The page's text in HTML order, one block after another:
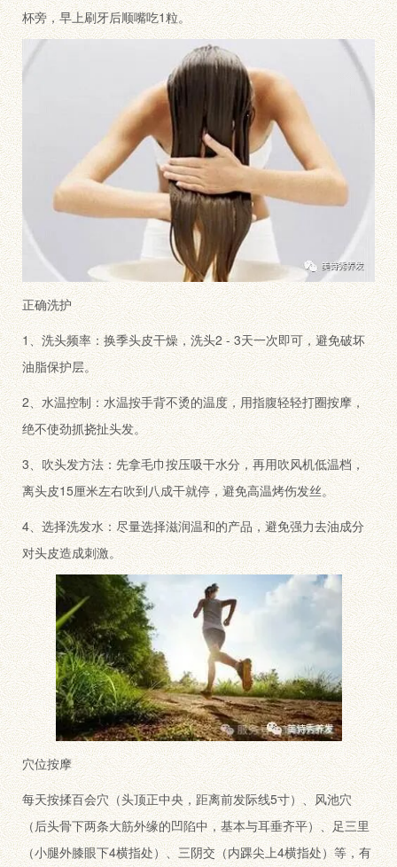
杯旁，早上刷牙后顺嘴吃1粒。
正确洗护
1、洗头频率：换季头皮干燥，洗头2 - 3天一次即可，避免破坏
油脂保护层。
2、水温控制：水温按手背不烫的温度，用指腹轻轻打圈按摩，
绝不使劲抓挠扯头发。
3、吹头发方法：先拿毛巾按压吸干水分，再用吹风机低温档，
离头皮15厘米左右吹到八成干就停，避免高温烤伤发丝。
4、选择洗发水：尽量选择滋润温和的产品，避免强力去油成分
对头皮造成刺激。
穴位按摩
每天按揉百会穴（头顶正中央，距离前发际线5寸）、风池穴
（后头骨下两条大筋外缘的凹陷中，基本与耳垂齐平）、足三里
（小腿外膝眼下4横指处）、三阴交（内踝尖上4横指处）等，有